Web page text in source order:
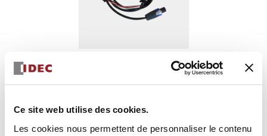
Ce site web utilise des cookies.
Les cookies nous permettent de personnaliser le contenu
AWD ACCESSOIRES
EW9Z-1BCEXT2M